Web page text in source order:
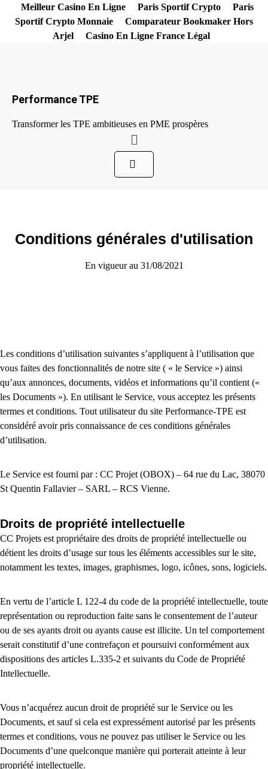
Meilleur Casino En Ligne Paris Sportif Crypto
Paris
Sportif Crypto Monnaie
Comparateur Bookmaker Hors
Arjel
Casino En Ligne France Légal
Performance TPE
Transformer les TPE ambitieuses en PME prospères
Menu
Conditions générales d'utilisation
En vigueur au 31/08/2021
Les conditions d’utilisation suivantes s’appliquent à l’utilisation que
vous faites des fonctionnalités de notre site ( « le Service ») ainsi
qu’aux annonces, documents, vidéos et informations qu’il contient («
les Documents »). En utilisant le Service, vous acceptez les présents
termes et conditions. Tout utilisateur du site Performance-TPE est
considéré avoir pris connaissance de ces conditions générales
d’utilisation.
Le Service est fourni par : CC Projet (OBOX) – 64 rue du Lac, 38070
St Quentin Fallavier – SARL – RCS Vienne.
Droits de propriété intellectuelle
CC Projets est propriétaire des droits de propriété intellectuelle ou
détient les droits d’usage sur tous les éléments accessibles sur le site,
notamment les textes, images, graphismes, logo, icônes, sons, logiciels.
En vertu de l’article L 122-4 du code de la propriété intellectuelle, toute
représentation ou reproduction faite sans le consentement de l’auteur
ou de ses ayants droit ou ayants cause est illicite. Un tel comportement
serait constitutif d’une contrefaçon et poursuivi conformément aux
dispositions des articles L.335-2 et suivants du Code de Propriété
Intellectuelle.
Vous n’acquérez aucun droit de propriété sur le Service ou les
Documents, et sauf si cela est expressément autorisé par les présents
termes et conditions, vous ne pouvez pas utiliser le Service ou les
Documents d’une quelconque manière qui porterait atteinte à leur
propriété intellectuelle.